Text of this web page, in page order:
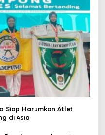
Siap Harumkan Atlet
di Asia